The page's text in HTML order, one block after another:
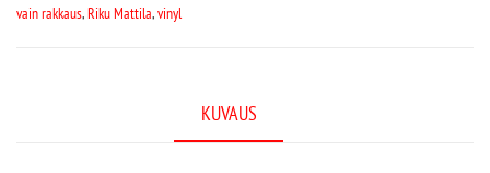
vain rakkaus,Riku Mattila,vinyl
KUVAUS